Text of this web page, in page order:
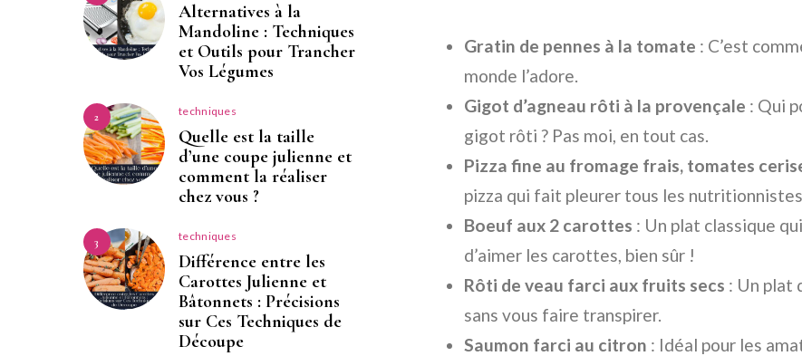
Gratin de pennes à la tomate : C’est
monde l’adore.
Gigot d’agneau rôti à la provençale : Qui
gigot rôti ? Pas moi, en tout cas.
Pizza fine au fromage frais, tomates
pizza qui fait pleurer tous les
Boeuf aux 2 carottes : Un plat classique
d’aimer les carottes, bien sûr !
Rôti de veau farci aux fruits secs : Un plat
sans vous faire transpirer.
Saumon farci au citron : Idéal pour les
Alternatives à la
Mandoline : Techniques
et Outils pour Trancher
Vos Légumes
2 techniques
Quelle est la taille
d’une coupe julienne et
comment la réaliser
chez vous ?
3 techniques
Différence entre les
Carottes Julienne et
Bâtonnets : Précisions
sur Ces Techniques de
Découpe